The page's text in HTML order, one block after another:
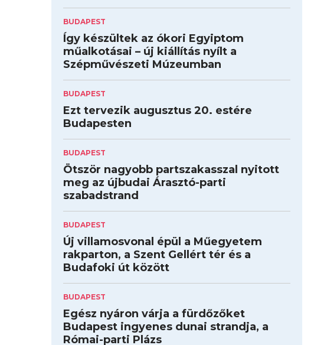
BUDAPEST
Így készültek az ókori Egyiptom
műalkotásai – új kiállítás nyílt a
Szépművészeti Múzeumban
BUDAPEST
Ezt tervezik augusztus 20. estére
Budapesten
BUDAPEST
Ötször nagyobb partszakasszal nyitott
meg az újbudai Árasztó-parti
szabadstrand
BUDAPEST
Új villamosvonal épül a Műegyetem
rakparton, a Szent Gellért tér és a
Budafoki út között
BUDAPEST
Egész nyáron várja a fürdőzőket
Budapest ingyenes dunai strandja, a
Római-parti Plázs